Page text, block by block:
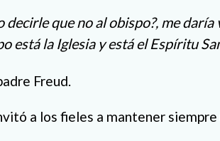
decirle que no al obispo?, me
está la Iglesia y está el Espíritu
Freud.
a los fieles a mantener